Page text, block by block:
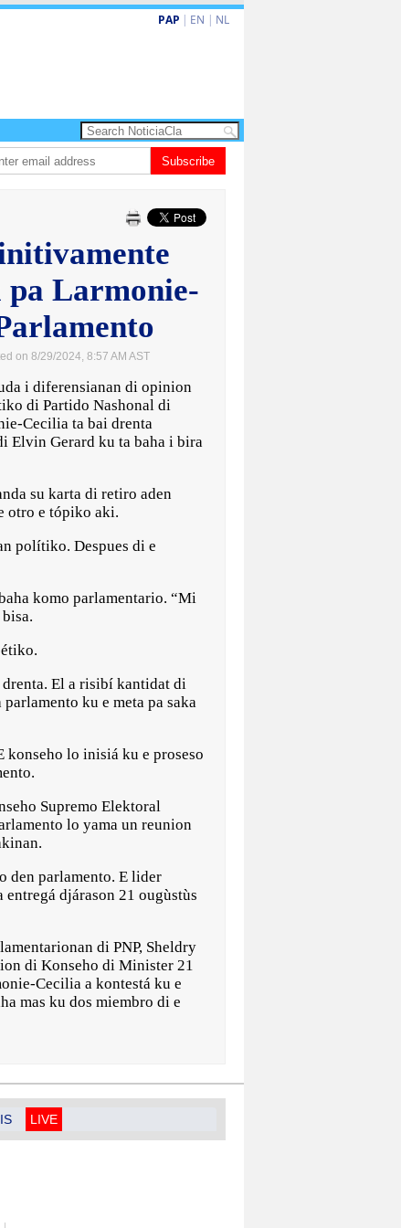
PAP | EN | NL
premium cu renobacion di US$106 miyon
Subscribe
pa Larmonie-
on 8/29/2024, 8:57 AM AST
i diferensianan di opinion
di Partido Nashonal di
Cecilia ta bai drenta
Elvin Gerard ku ta baha i bira
su karta di retiro aden
otro e tópiko aki.
polítiko. Despues di e
komo parlamentario. “Mi
El a risibí kantidat di
ku e meta pa saka
konseho lo inisiá ku e proseso
Supremo Elektoral
lo yama un reunion
den parlamento. E lider
djárason 21 ougùstùs
di PNP, Sheldry
di Konseho di Minister 21
Cecilia a kontestá ku e
mas ku dos miembro di e
LIVE